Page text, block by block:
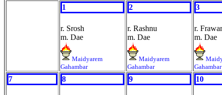
1
r. Srosh
m. Dae
Maidyarem
Gahambar
2
r. Rashnu
m. Dae
Maidyarem
Gahambar
3
r.
m. Dae
Gahambar
7 8 9 10